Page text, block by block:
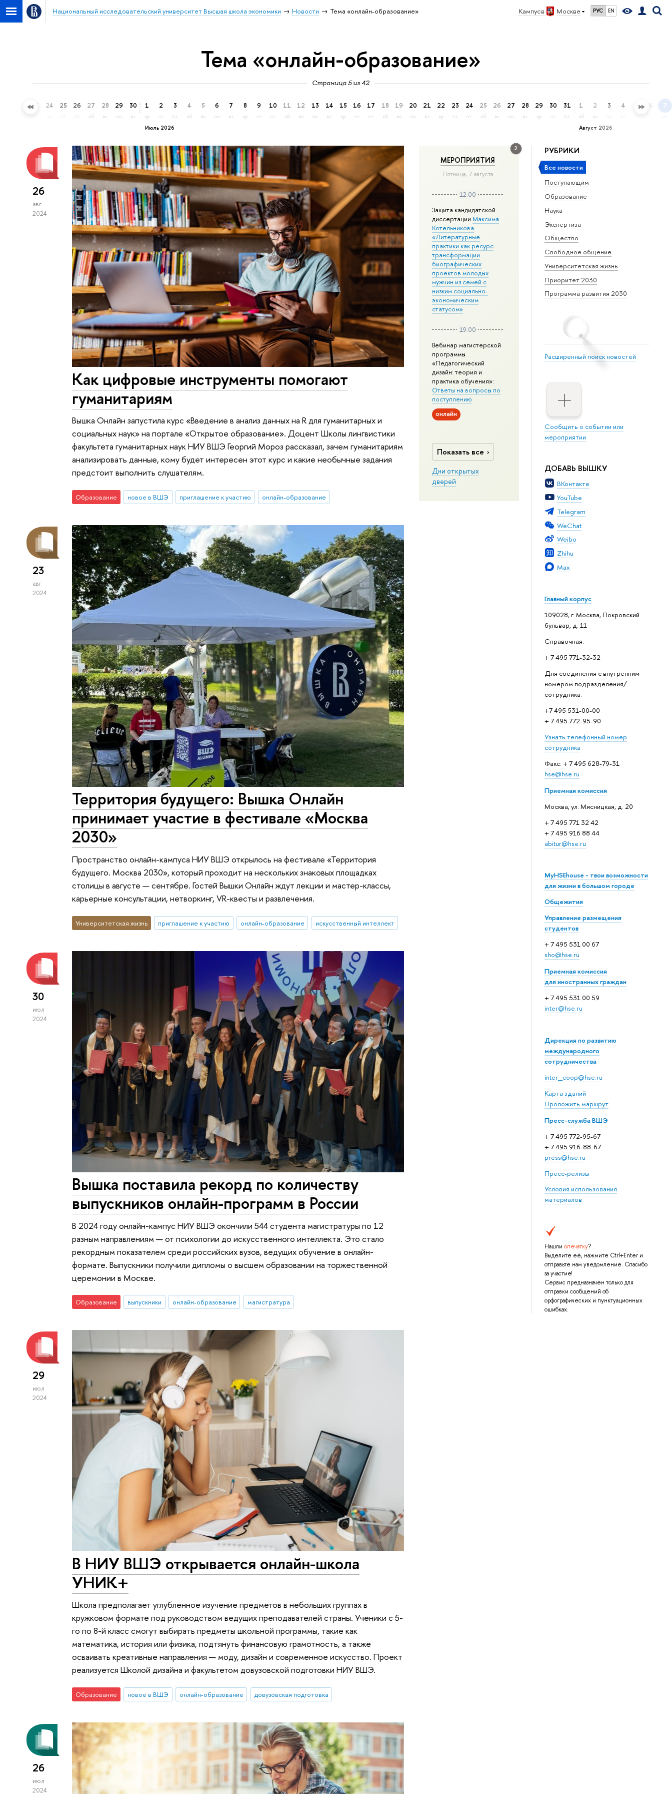
Кампус в Москве РУС EN
Национальный исследовательский университет Высшая школа экономики Новости Тема «онлайн-образование»
Тема «онлайн-образование»
Страница 5 из 42
23 24 25 26
пт
27
сб
28
вс
29
пн
30
вт
Июль 2026
1
ср
2
чт
3
пт
4
сб
5
вс
6
пн
7
вт
8
ср
9
чт
10
пт
11
сб
12
вс
13
пн
14
вт
15
ср
16
чт
17
пт
18
сб
19
вс
20
пн
21
вт
22
ср
23
чт
24
пт
25
сб
26
вс
27
пн
28
вт
29
ср
30
чт
31
пт
Август 2026
1
сб
2
вс
3 4 5 6 7
пт
РУБРИКИ
Все новости
Поступающим
Образование
Наука
Экспертиза
Общество
Свободное общение
Университетская жизнь
Приоритет 2030
Программа развития 2030
Расширенный поиск новостей
Сообщить о событии или
мероприятии
ДОБАВЬ ВЫШКУ
ВКонтакте
YouTube
Telegram
WeChat
Weibo
Zhihu
Max
Главный корпус
109028, г. Москва, Покровский
бульвар, д. 11
Справочная:
+ 7 495 771-32-32
Для соединения с внутренним
номером подразделения/
сотрудника:
+7 495 531-00-00
+ 7 495 772-95-90
Узнать телефонный номер
сотрудника
Факс: + 7 495 628-79-31
hse@hse.ru
Приемная комиссия
Москва, ул. Мясницкая, д. 20
+ 7 495 771 32 42
+ 7 495 916 88 44
abitur@hse.ru
MyHSEhouse - твои возможности
для жизни в большом городе
Общежития
Управление размещения
студентов
+ 7 495 531 00 67
sho@hse.ru
Приемная комиссия
для иностранных граждан
+ 7 495 531 00 59
inter@hse.ru
Дирекция по развитию
международного
сотрудничества
inter_coop@hse.ru
Карта зданий
Проложить маршрут
Пресс-служба ВШЭ
+ 7 495 772-95-67
+ 7 495 916-88-67
press@hse.ru
Пресс-релизы
Условия использования
материалов
Нашли опечатку?
Выделите её, нажмите Ctrl+Enter и
отправьте нам уведомление. Спасибо
за участие!
Сервис предназначен только для
отправки сообщений об
орфографических и пунктуационных
ошибках.
2
МЕРОПРИЯТИЯ
Пятница, 7 августа
12:00
Защита кандидатской
диссертации Максима
Котельникова
«Литературные
практики как ресурс
трансформации
биографических
проектов молодых
мужчин из семей с
низким социально-
экономическим
статусом»
19:00
Вебинар магистерской
программы
«Педагогический
дизайн: теория и
практика обучения»:
Ответы на вопросы по
поступлению
онлайн
Показать все
Дни открытых
дверей
26
авг
2024
Как цифровые инструменты помогают
гуманитариям
Вышка Онлайн запустила курс «Введение в анализ данных на R для гуманитарных и
социальных наук» на портале «Открытое образование». Доцент Школы лингвистики
факультета гуманитарных наук НИУ ВШЭ Георгий Мороз рассказал, зачем гуманитариям
анализировать данные, кому будет интересен этот курс и какие необычные задания
предстоит выполнить слушателям.
Образование новое в ВШЭ приглашение к участию онлайн-образование
23
авг
2024
Территория будущего: Вышка Онлайн
принимает участие в фестивале «Москва
2030»
Пространство онлайн-кампуса НИУ ВШЭ открылось на фестивале «Территория
будущего. Москва 2030», который проходит на нескольких знаковых площадках
столицы в августе — сентябре. Гостей Вышки Онлайн ждут лекции и мастер-классы,
карьерные консультации, нетворкинг, VR-квесты и развлечения.
Университетская жизнь приглашение к участию онлайн-образование искусственный интеллект
30
июл
2024
Вышка поставила рекорд по количеству
выпускников онлайн-программ в России
В 2024 году онлайн-кампус НИУ ВШЭ окончили 544 студента магистратуры по 12
разным направлениям — от психологии до искусственного интеллекта. Это стало
рекордным показателем среди российских вузов, ведущих обучение в онлайн-
формате. Выпускники получили дипломы о высшем образовании на торжественной
церемонии в Москве.
Образование выпускники онлайн-образование магистратура
29
июл
2024
В НИУ ВШЭ открывается онлайн-школа
УНИК+
Школа предполагает углубленное изучение предметов в небольших группах в
кружковом формате под руководством ведущих преподавателей страны. Ученики с 5-
го по 8-й класс смогут выбирать предметы школьной программы, такие как
математика, история или физика, подтянуть финансовую грамотность, а также
осваивать креативные направления — моду, дизайн и современное искусство. Проект
реализуется Школой дизайна и факультетом довузовской подготовки НИУ ВШЭ.
Образование новое в ВШЭ онлайн-образование довузовская подготовка
26
июл
2024